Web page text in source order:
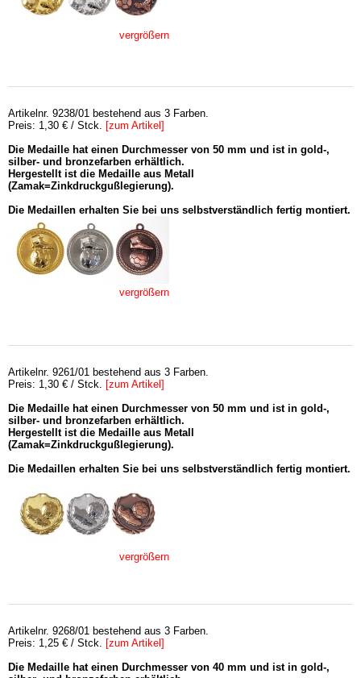
vergrößern
Artikelnr. 9238/01 bestehend aus 3 Farben.
Preis: 1,30 € / Stck. [zum Artikel]
Die Medaille hat einen Durchmesser von 50 mm und ist in gold-,
silber- und bronzefarben erhältlich.
Hergestellt ist die Medaille aus Metall
(Zamak=Zinkdruckgußlegierung).
Die Medaillen erhalten Sie bei uns selbstverständlich fertig montiert.
vergrößern
Artikelnr. 9261/01 bestehend aus 3 Farben.
Preis: 1,30 € / Stck. [zum Artikel]
Die Medaille hat einen Durchmesser von 50 mm und ist in gold-,
silber- und bronzefarben erhältlich.
Hergestellt ist die Medaille aus Metall
(Zamak=Zinkdruckgußlegierung).
Die Medaillen erhalten Sie bei uns selbstverständlich fertig montiert.
vergrößern
Artikelnr. 9268/01 bestehend aus 3 Farben.
Preis: 1,25 € / Stck. [zum Artikel]
Die Medaille hat einen Durchmesser von 40 mm und ist in gold-,